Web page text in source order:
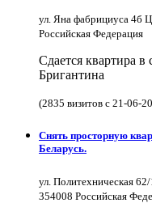
ул. Яна фабрициуса 4б
Российская Федерация
Сдается квартира
Бригантина
(2835 визитов с 21-06-
Снять просторную
Беларусь.
ул. Политехническая
354008 Российская